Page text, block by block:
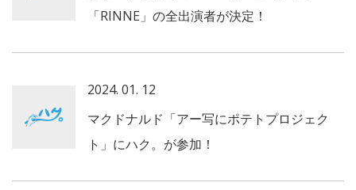
「RINNE」の全出演者が決定！
2024. 01. 12
マクドナルド「アー写にポテトプロジェク
ト」にハク。が参加！